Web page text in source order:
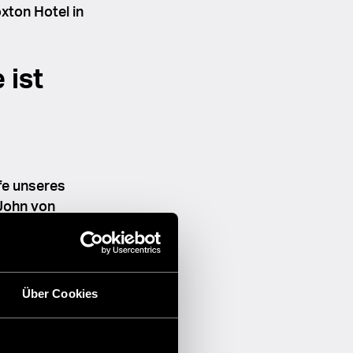
Über Cookies
Hotel in
ist
unseres
von